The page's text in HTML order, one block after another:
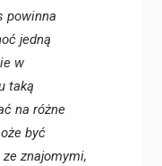
powinna
jedną
w
taką
na różne
być
znajomymi,